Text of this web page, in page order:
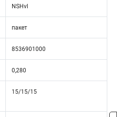
NSHvl
пакет
8536901000
0,280
15/15/15